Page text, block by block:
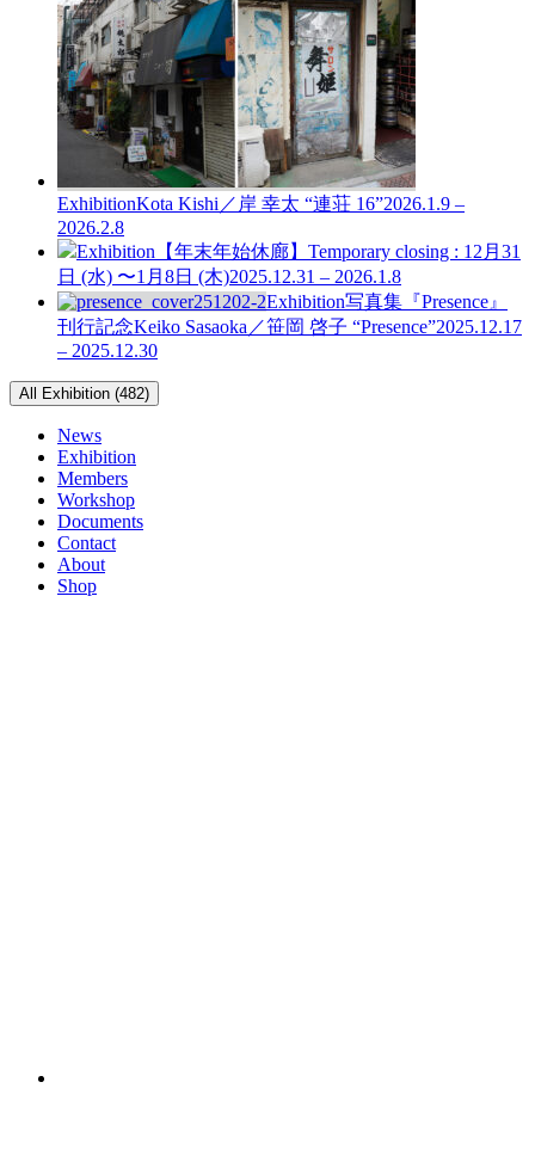
ExhibitionKota Kishi／岸 幸太 “連荘 16”2026.1.9 –
2026.2.8
Exhibition 【年末年始休廊】Temporary closing : 12月31
日 (水) 〜1月8日 (木)2025.12.31 – 2026.1.8
Exhibition写真集『Presence』
刊行記念Keiko Sasaoka／笹岡 啓子 “Presence”2025.12.17
– 2025.12.30
All Exhibition (482)
News
Exhibition
Members
Workshop
Documents
Contact
About
Shop